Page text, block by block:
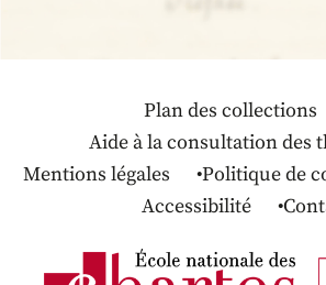
Plan des collections
Aide à la consultation des
Mentions légales
Politique de
Accessibilité